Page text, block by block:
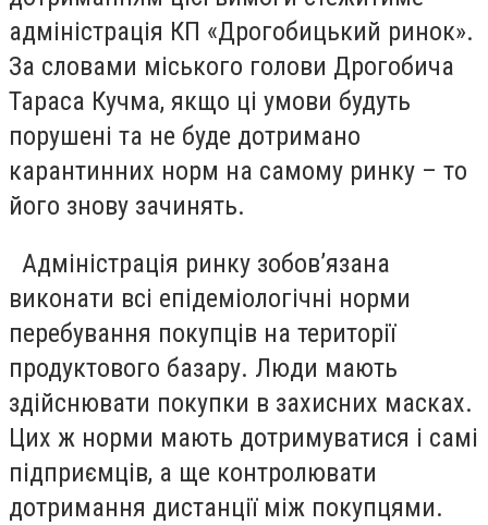
адміністрація КП «Дрогобицький ринок».
За словами міського голови Дрогобича
Тараса Кучма, якщо ці умови будуть
порушені та не буде дотримано
карантинних норм на самому ринку – то
його знову зачинять.
Адміністрація ринку зобов’язана
виконати всі епідеміологічні норми
перебування покупців на території
продуктового базару. Люди мають
здійснювати покупки в захисних масках.
Цих ж норми мають дотримуватися і самі
підприємців, а ще контролювати
дотримання дистанції між покупцями.